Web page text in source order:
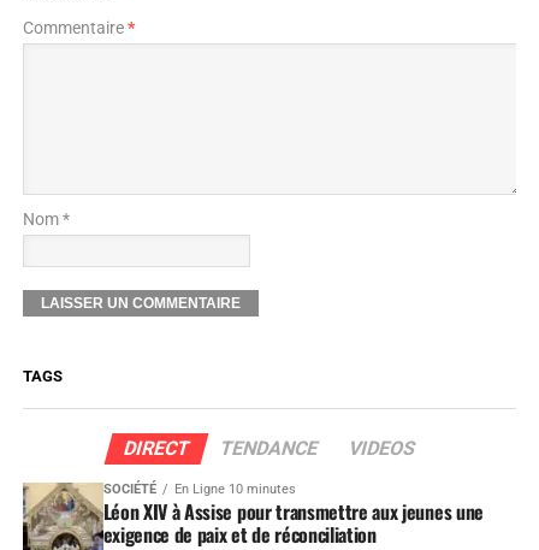
Commentaire*
Nom *
TAGS
DIRECT TENDANCE VIDEOS
SOCIÉTÉ En Ligne 10 minutes
Léon XIV à Assise pour transmettre aux jeunes une
exigence de paix et de réconciliation